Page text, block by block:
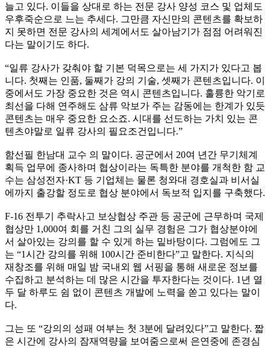
늘고 있다. 이들을 상대로 하는 전문 강사 양성 코스 및 업체도
우후죽순으로 느는 추세다. 그만큼 자신만의 콘텐츠를 확보하
지 못하면 전문 강사의 세계에서도 살아남기가 점점 어려워진
다는 말이기도 하다.
“일류 강사가 갖춰야 할 기본 덕목으로는 세 가지가 있다고 봅
니다. 첫째는 인품, 둘째가 강의 기술, 셋째가 콘텐츠입니다. 이
중에서도 가장 중요한 것은 역시 콘텐츠입니다. 훌륭한 악기로
최선을 다해 연주해도 삼류 악보가 주는 감동에는 한계가 있듯
콘텐츠는 매우 중요한 요소죠. 시대를 선도하는 가치 있는 콘
텐츠야말로 일류 강사의 필요조건입니다.”
함선필 한남대 교수 의 말이다. 공군에서 20여 년간 무기체계
획득 업무에 종사하며 협상이라는 독특한 분야를 개척한 함 교
수는 삼성전자·KT 등 기업체는 물론 청와대 경호실과 비서실
에까지 출강할 정도로 협상 분야에서 독보적 입지를 구축했다.
F-16 전투기 추락사고 보상협상 주관 등 공군에 근무하며 국제
협상만 1,000여 회를 거친 그의 실무 경험은 그가 협상분야에
서 살아있는 강의를 할 수 있게 하는 밑바탕이다. 그럼에도 그
는 “1시간 강의를 위해 100시간 준비한다”고 말한다. 지식의
재창조를 위해 매일 밤 국내외 웹 서핑을 통해 새로운 정보를
수집하고 분석하는 데 많은 시간을 투자한다는 것이다. 1년 열
두 달 하루도 쉼 없이 콘텐츠 개발에 노력을 쏟고 있다는 말이
다.
그는 또 “강의의 성패 여부는 첫 3분에 달려있다”고 말한다. 짧
은 시간에 강사의 잠재역량을 보여줌으로써 은연중에 존경심